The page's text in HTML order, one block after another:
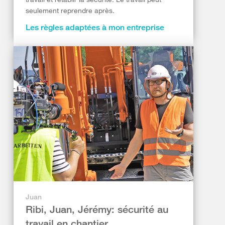
seulement reprendre après.
Les règles adaptées à mon entreprise
Juan
Ribi, Juan, Jérémy: sécurité au